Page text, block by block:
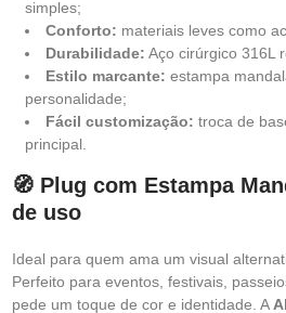
simples;
Conforto: materiais leves como
Durabilidade: Aço cirúrgico 316L
Estilo marcante: estampa
personalidade;
Fácil customização: troca de
principal.
🧭 Plug com Estampa
de uso
Ideal para quem ama um visual
Perfeito para eventos, festivais,
pede um toque de cor e identidade. A